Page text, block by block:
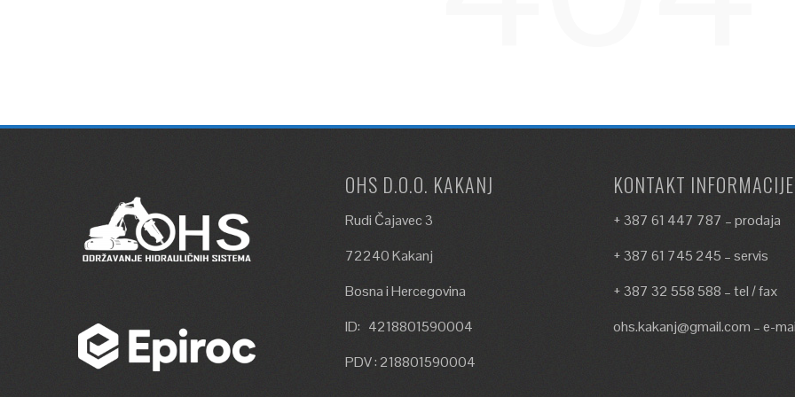
OHS D.O.O. KAKANJ
Rudi Čajavec 3
72240 Kakanj
Bosna i Hercegovina
ID: 4218801590004
PDV : 218801590004
KONTAKT INFORMACIJE
+ 387 61 447 787 – prodaja
+ 387 61 745 245 – servis
+ 387 32 558 588 – tel / fax
ohs.kakanj@gmail.com – e-